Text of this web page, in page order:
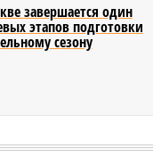
завершается один
этапов подготовки
сезону